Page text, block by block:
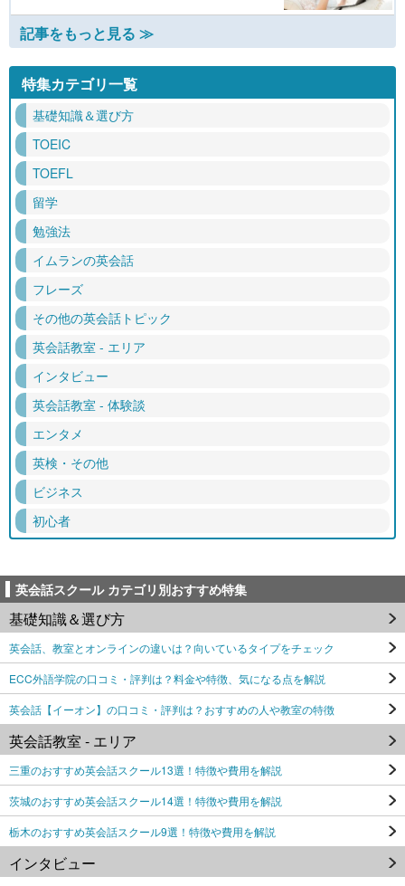
記事をもっと見る ≫
特集カテゴリ一覧
基礎知識＆選び方
TOEIC
TOEFL
留学
勉強法
イムランの英会話
フレーズ
その他の英会話トピック
英会話教室 - エリア
インタビュー
英会話教室 - 体験談
エンタメ
英検・その他
ビジネス
初心者
英会話スクール カテゴリ別おすすめ特集
基礎知識＆選び方
英会話、教室とオンラインの違いは？向いているタイプをチェック
ECC外語学院の口コミ・評判は？料金や特徴、気になる点を解説
英会話【イーオン】の口コミ・評判は？おすすめの人や教室の特徴
英会話教室 - エリア
三重のおすすめ英会話スクール13選！特徴や費用を解説
茨城のおすすめ英会話スクール14選！特徴や費用を解説
栃木のおすすめ英会話スクール9選！特徴や費用を解説
インタビュー